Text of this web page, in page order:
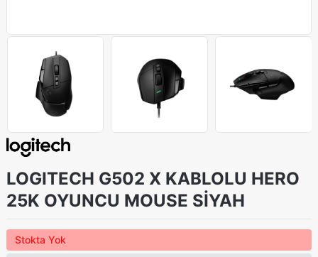
LOGITECH G502 X KABLOLU HERO
25K OYUNCU MOUSE SİYAH
Stokta Yok